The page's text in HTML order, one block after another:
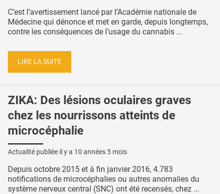
C’est l’avertissement lancé par l’Académie nationale de
Médecine qui dénonce et met en garde, depuis longtemps,
contre les conséquences de l’usage du cannabis ...
LIRE LA SUITE
ZIKA: Des lésions oculaires graves
chez les nourrissons atteints de
microcéphalie
Actualité publiée il y a 10 années 5 mois
Depuis octobre 2015 et à fin janvier 2016, 4.783
notifications de microcéphalies ou autres anomalies du
système nerveux central (SNC) ont été recensés, chez ...